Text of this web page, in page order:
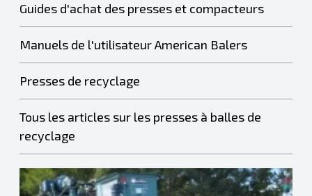
Guides d'achat des presses et compacteurs
Manuels de l'utilisateur American Balers
Presses de recyclage
Tous les articles sur les presses à balles de
recyclage